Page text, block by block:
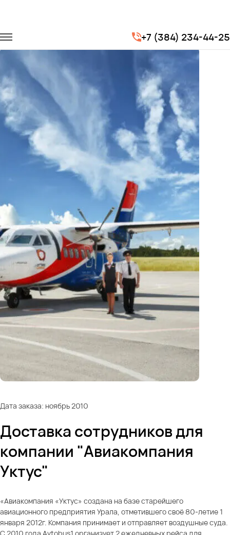
+7 (384) 234-44-25
Перевозка сотрудников
Доставка сотрудников для компании "Авиакомпания Уктус"
Дата заказа: ноябрь 2010
Доставка сотрудников для
компании "Авиакомпания
Уктус"
«Авиакомпания «Уктус» создана на базе старейшего
авиационного предприятия Урала, отметившего своё 80-летие 1
января 2012г. Компания принимает и отправляет воздушные суда.